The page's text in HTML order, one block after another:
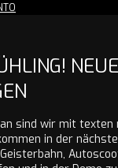
NEUE
sind wir mit
in der